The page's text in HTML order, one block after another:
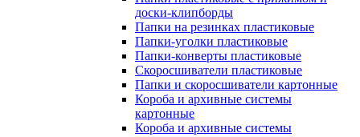
доски-клипборды
Папки на резинках пластиковые
Папки-уголки пластиковые
Папки-конверты пластиковые
Скоросшиватели пластиковые
Папки и скоросшиватели картонные
Короба и архивные системы
картонные
Короба и архивные системы